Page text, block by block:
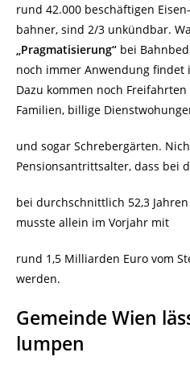
rund 42.000 beschäftigen Eisen-
bahner, sind 2/3 unkündbar.
„Pragmatisierung“ bei
noch immer Anwendung findet
Dazu kommen noch
Familien, billige
und sogar Schrebergärten.
Pensionsantrittsalter, dass bei
bei durchschnittlich 52,3
musste allein im Vorjahr mit
rund 1,5 Milliarden Euro vom
werden.
Gemeinde Wien
lumpen